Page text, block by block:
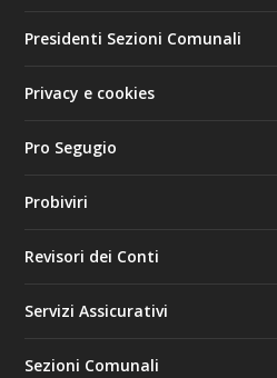
Presidenti Sezioni Comunali
Privacy e cookies
Pro Segugio
Probiviri
Revisori dei Conti
Servizi Assicurativi
Sezioni Comunali